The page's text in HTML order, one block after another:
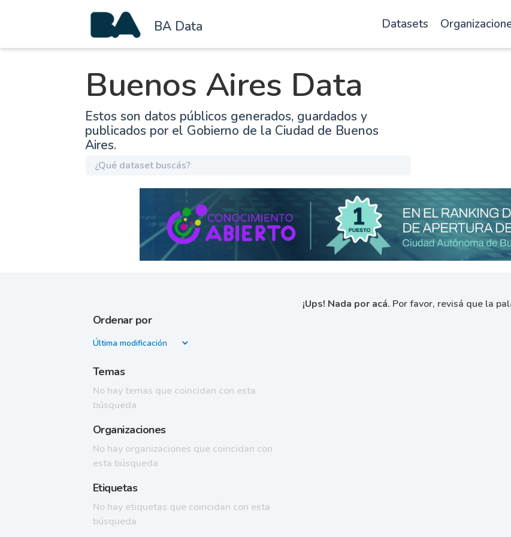
BA Data Datasets
Buenos Aires Data
Estos son datos públicos generados, guardados y
publicados por el Gobierno de la Ciudad de Buenos
Aires.
Ordenar por
Temas
No hay temas que coincidan con esta
búsqueda
Organizaciones
No hay organizaciones que coincidan con
esta búsqueda
Etiquetas
No hay etiquetas que coincidan con esta
búsqueda
¡Ups! Nada por acá. Por favor, revisá que la